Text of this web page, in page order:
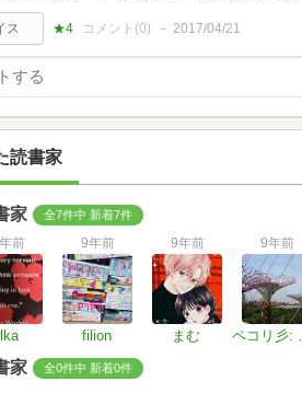
ス ★4 コメント(0) 2017/04/21
読書家
家 全7件中 新着7件
前 9年前
filion
9年前
まむ
9年前
ペ
家 全0件中 新着0件